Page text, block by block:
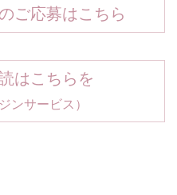
ご応募はこちら
はこちらを
ンサービス）